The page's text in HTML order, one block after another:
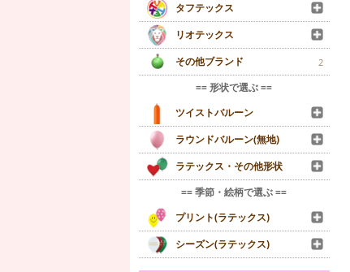
タフテックス
リオテックス
その他ブランド
2
== 形状で選ぶ ==
ツイストバルーン
ラウンドバルーン(無地)
ラテックス・その他形状
== 季節・絵柄で選ぶ ==
プリント(ラテックス)
シーズン(ラテックス)